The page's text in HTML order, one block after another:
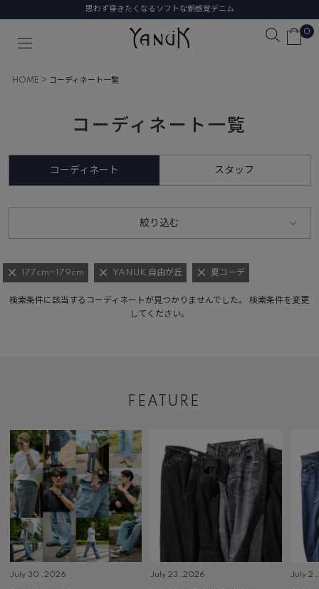
思わず穿きたくなるソフトな新感覚デニム
0
HOME コーディネート一覧
コーディネート一覧
コーディネート スタッフ
絞り込む
177cm~179cm YANUK 自由が丘 夏コーデ
検索条件に該当するコーディネートが見つかりませんでした。 検索条件を変更
してください。
FEATURE
July 30 ,2026 July 23 ,2026 July 2